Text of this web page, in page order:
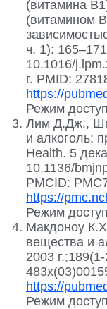
(витамина
(витамином
ч. 1):
10.1016/
г. PMID:
https://
Режим
Лим Д.Дж.,
и алкоголь:
Health. 5
10.1136/
PMCID:
https://
Режим
Макдоноу
вещества и
2003
https://
Режим